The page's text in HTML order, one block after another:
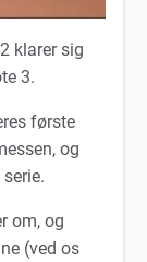
klarer sig
3.
første
og
om, og
(ved os